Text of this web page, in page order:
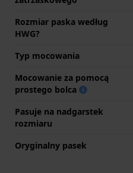
Rozmiar paska według
HWG?
Typ mocowania
Mocowanie za pomocą
prostego bolca
Pasuje na nadgarstek
rozmiaru
Oryginalny pasek